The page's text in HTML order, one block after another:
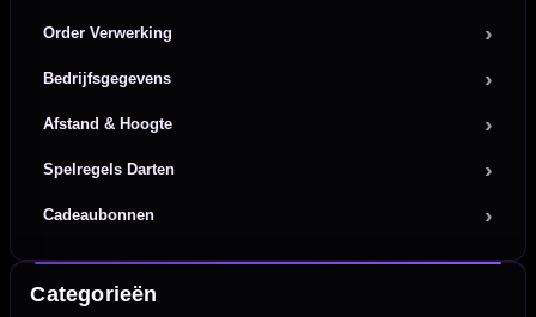
Order Verwerking
Bedrijfsgegevens
Afstand & Hoogte
Spelregels Darten
Cadeaubonnen
Categorieën